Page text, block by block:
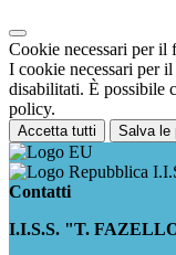
Cookie necessari per il
I cookie necessari per
disabilitati. È possibile
policy.
Accetta tutti Salva le
Contatti
I.I.S.S. "T.